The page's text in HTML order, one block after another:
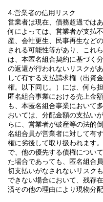
4.営業者の信用リスク
営業者は現在、債務超過では
何によっては、営業者が支払
産、会社更生、民事再生など
される可能性等があり、これ
は、本匿名組合契約に基づく
の返還が行われないリスクが
して有する支払請求権（出資
権。以下同じ。）には、何ら
匿名組合事業における売上金
も、本匿名組合事業において
おいては、分配金額の支払い
らに、営業者が破産等の法的
名組合員が営業者に対して有
権に劣後して取り扱われます
で、他の優先する債権につい
た場合であっても、匿名組合
切支払いがなされないリスク
できない場合において、残存
済その他の理由により現物分